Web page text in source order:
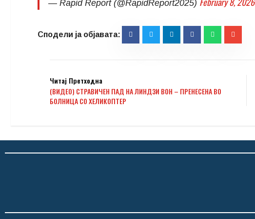
— Rapid Report (@RapidReport2025)
Читај Претходна
(ВИДЕО) СТРАВИЧЕН ПАД НА ЛИНДЗИ ВОН – ПРЕНЕСЕНА ВО
БОЛНИЦА СО ХЕЛИКОПТЕР